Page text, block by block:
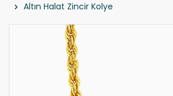
Altın Halat Zincir Kolye